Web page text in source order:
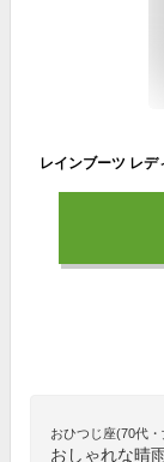
おひつじ座(70代・
おしゃれな晴